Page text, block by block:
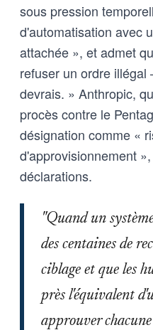
sous pression
d'automatisation avec
attachée », et admet
refuser un ordre
devrais. » Anthropic,
procès contre le
désignation comme «
d'approvisionnement
déclarations.
"Quand un
des centaines de
ciblage et que les
près l'équivalent
approuver